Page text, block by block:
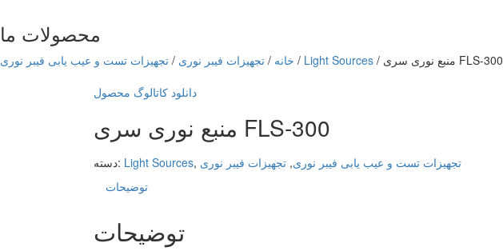
محصولات ما
خانه / تجهیزات فیبر نوری / تجهیزات تست و عیب یابی فیبر نوری / Light Sources /
منبع نوری سری FLS-300
دانلود کاتالوگ محصول
منبع نوری سری FLS-300
دسته: Light Sources, تجهیزات تست و عیب یابی فیبر نوری, تجهیزات فیبر نوری
توضیحات
توضیحات